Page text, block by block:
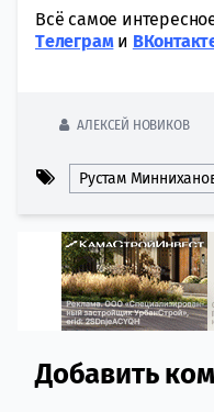
Всё самое
Tелеграми
АЛЕКСЕЙ НОВИКОВ
Рустам
Comment
Добавить